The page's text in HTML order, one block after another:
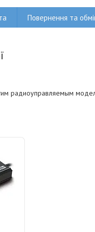
Повернення та
радиоуправляемым